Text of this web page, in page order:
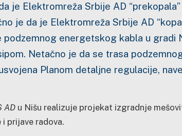
je Elektromreža Srbije AD
je da je Elektromreža Srbije AD
podzemnog energetskog kabla u gradi
Netačno je da se trasa
Planom detaljne regulacije,
AD u Nišu realizuje projekat izgradnje
prijave radova.